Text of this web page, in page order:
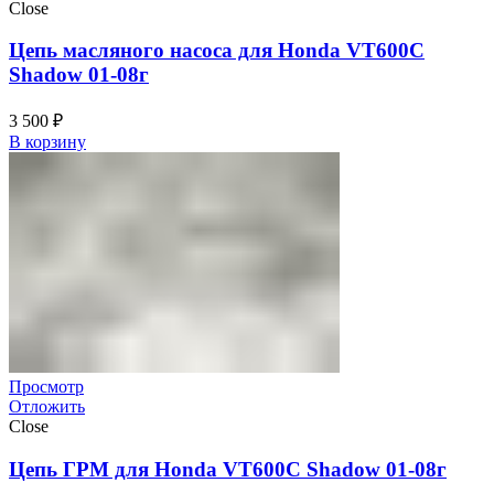
Close
Цепь масляного насоса для Honda VT600C
Shadow 01-08г
3 500 ₽
В корзину
Просмотр
Отложить
Close
Цепь ГРМ для Honda VT600C Shadow 01-08г